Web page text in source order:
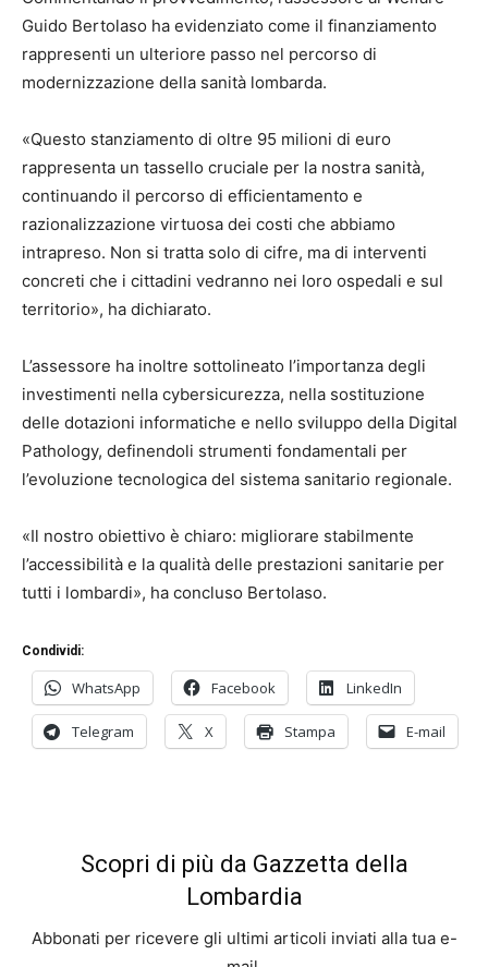
Guido Bertolaso ha evidenziato come il finanziamento
rappresenti un ulteriore passo nel percorso di
modernizzazione della sanità lombarda.
«Questo stanziamento di oltre 95 milioni di euro
rappresenta un tassello cruciale per la nostra sanità,
continuando il percorso di efficientamento e
razionalizzazione virtuosa dei costi che abbiamo
intrapreso. Non si tratta solo di cifre, ma di interventi
concreti che i cittadini vedranno nei loro ospedali e sul
territorio», ha dichiarato.
L’assessore ha inoltre sottolineato l’importanza degli
investimenti nella cybersicurezza, nella sostituzione
delle dotazioni informatiche e nello sviluppo della Digital
Pathology, definendoli strumenti fondamentali per
l’evoluzione tecnologica del sistema sanitario regionale.
«Il nostro obiettivo è chiaro: migliorare stabilmente
l’accessibilità e la qualità delle prestazioni sanitarie per
tutti i lombardi», ha concluso Bertolaso.
Condividi:
WhatsApp Facebook LinkedIn
Telegram X Stampa E-mail
Scopri di più da Gazzetta della
Lombardia
Abbonati per ricevere gli ultimi articoli inviati alla tua e-